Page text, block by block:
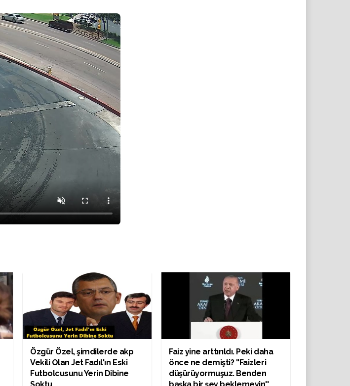
Özgür Özel, şimdilerde akp
Vekili Olan Jet Fadıl'ın Eski
Futbolcusunu Yerin Dibine
Faiz yine arttırıldı. Peki daha
önce ne demişti? ''Faizleri
düşürüyormuşuz. Benden